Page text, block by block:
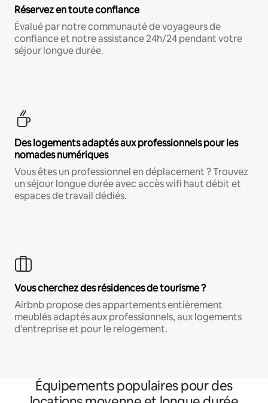
Réservez en toute confiance
Évalué par notre communauté de voyageurs de
confiance et notre assistance 24h/24 pendant votre
séjour longue durée.
Des logements adaptés aux professionnels pour les
nomades numériques
Vous êtes un professionnel en déplacement ? Trouvez
un séjour longue durée avec accès wifi haut débit et
espaces de travail dédiés.
Vous cherchez des résidences de tourisme ?
Airbnb propose des appartements entièrement
meublés adaptés aux professionnels, aux logements
d'entreprise et pour le relogement.
Équipements populaires pour des